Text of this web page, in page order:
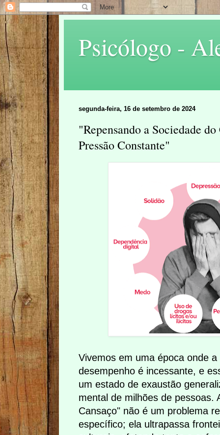
Psicólogo -
segunda-feira, 16 de setembro de 2024
"Repensando a Sociedade
Pressão Constante"
Vivemos em uma época onde
desempenho é incessante, e
um estado de exaustão
mental de milhões de pessoas.
Cansaço" não é um problema
específico; ela ultrapassa